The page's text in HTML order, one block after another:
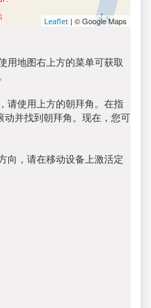
Leaflet | © Google Maps
用地图右上方的菜单可获取
请使用上方的朝拜角。在指
并找到朝拜角。现在，您可
向，请在移动设备上激活定